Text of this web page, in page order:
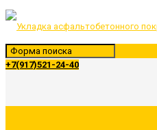
+7(917)521-24-40